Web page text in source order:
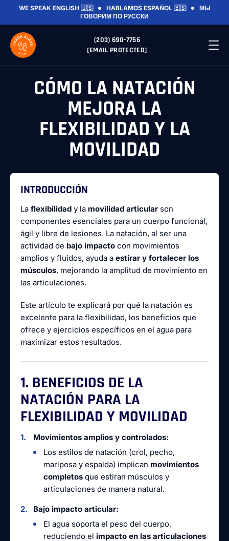
WE SPEAK ENGLISH 🇺🇸 HABLAMOS ESPAÑOL 🇪🇸
МЫ
ГОВОРИМ ПО РУССКИ
(203) 690-7756
[EMAIL PROTECTED]
CÓMO LA NATACIÓN
MEJORA LA
FLEXIBILIDAD Y LA
MOVILIDAD
INTRODUCCIÓN
La flexibilidad y la movilidad articular son
componentes esenciales para un cuerpo funcional,
ágil y libre de lesiones. La natación, al ser una
actividad de bajo impacto con movimientos
amplios y fluidos, ayuda a estirar y fortalecer los
músculos, mejorando la amplitud de movimiento en
las articulaciones.
Este artículo te explicará por qué la natación es
excelente para la flexibilidad, los beneficios que
ofrece y ejercicios específicos en el agua para
maximizar estos resultados.
1. BENEFICIOS DE LA
NATACIÓN PARA LA
FLEXIBILIDAD Y MOVILIDAD
Movimientos amplios y controlados:
Los estilos de natación (crol, pecho,
mariposa y espalda) implican movimientos
completos que estiran músculos y
articulaciones de manera natural.
Bajo impacto articular:
El agua soporta el peso del cuerpo,
reduciendo el impacto en las articulaciones